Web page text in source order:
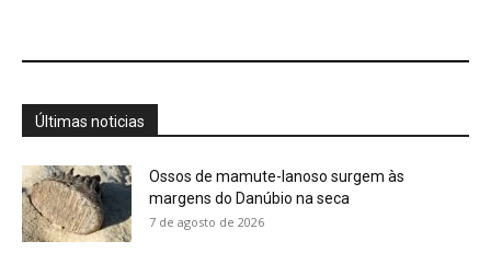
Bico do tucano-toco atua como radiador e
7 de agosto de 2026